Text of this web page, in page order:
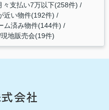
々支払い7万以下(258件)
近い物件(192件)
ム済み物件(144件)
現地販売会(19件)
会社